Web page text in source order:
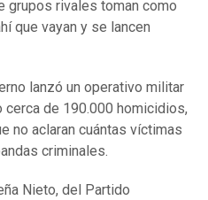
grupos rivales toman como
que vayan y se lancen
lanzó un operativo militar
de 190.000 homicidios,
no aclaran cuántas víctimas
criminales.
Nieto, del Partido